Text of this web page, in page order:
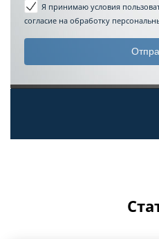
Я принимаю условия
согласие на обработку